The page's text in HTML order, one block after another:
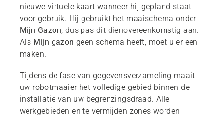
nieuwe virtuele kaart wanneer hij gepland staat
voor gebruik. Hij gebruikt het maaischema onder
Mijn Gazon, dus pas dit dienovereenkomstig aan.
Als Mijn gazon geen schema heeft, moet u er een
maken.
Tijdens de fase van gegevensverzameling maait
uw robotmaaier het volledige gebied binnen de
installatie van uw begrenzingsdraad. Alle
werkgebieden en te vermijden zones worden